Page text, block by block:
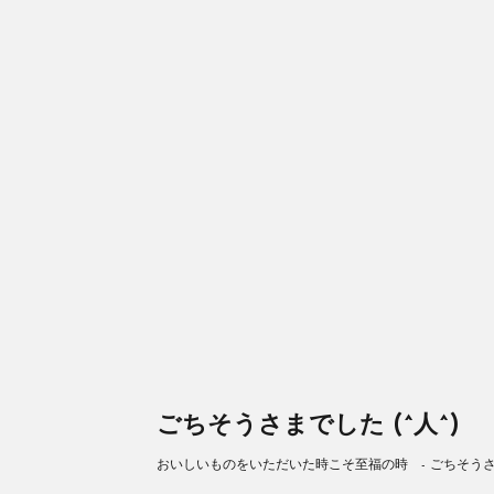
ごちそうさまでした (^人^)
おいしいものをいただいた時こそ至福の時 - ごちそう